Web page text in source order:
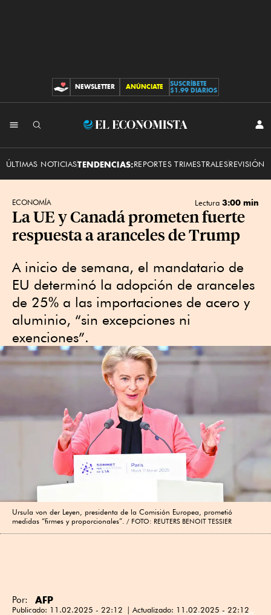
CONTRIBUCIONES
NEWSLETTER ANÚNCIATE
SUSCRÍBETE
$1.99 DIARIOS
El
ÚLTIMAS NOTICIASTENDENCIAS:REPORTES TRIMESTRALESREVISIÓN
ECONOMÍA Lectura 3:00 min
La UE y Canadá prometen fuerte
respuesta a aranceles de Trump
A inicio de semana, el mandatario de
EU determinó la adopción de aranceles
de 25% a las importaciones de acero y
aluminio, “sin excepciones ni
exenciones”.
Ursula von der Leyen, presidenta de la Comisión Europea, prometió
medidas “firmes y proporcionales”.
FOTO: REUTERS BENOIT TESSIER
Por: AFP
Publicado: 11.02.2025 - 22:12 Actualizado: 11.02.2025 - 22:12